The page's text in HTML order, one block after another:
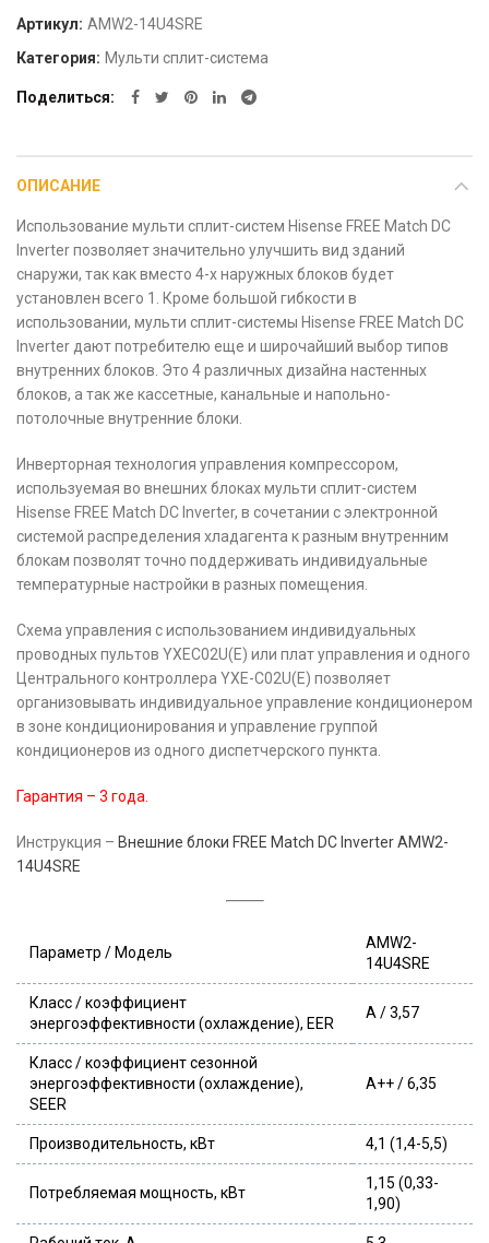
Артикул: AMW2-14U4SRE
Категория: Мульти сплит-система
Поделиться
ОПИСАНИЕ
Использование мульти сплит-систем Hisense FREE Match DC
Inverter позволяет значительно улучшить вид зданий
снаружи, так как вместо 4-х наружных блоков будет
установлен всего 1. Кроме большой гибкости в
использовании, мульти сплит-системы Hisense FREE Match DC
Inverter дают потребителю еще и широчайший выбор типов
внутренних блоков. Это 4 различных дизайна настенных
блоков, а так же кассетные, канальные и напольно-
потолочные внутренние блоки.
Инверторная технология управления компрессором,
используемая во внешних блоках мульти сплит-систем
Hisense FREE Match DC Inverter, в сочетании с электронной
системой распределения хладагента к разным внутренним
блокам позволят точно поддерживать индивидуальные
температурные настройки в разных помещения.
Схема управления с использованием индивидуальных
проводных пультов YXEC02U(E) или плат управления и одного
Центрального контроллера YXE-C02U(E) позволяет
организовывать индивидуальное управление кондиционером
в зоне кондиционирования и управление группой
кондиционеров из одного диспетчерcкого пункта.
Гарантия – 3 года.
Инструкция – Внешние блоки FREE Match DC Inverter AMW2-
14U4SRE
Параметр / Модель
AMW2-
14U4SRE
Класс / коэффициент
энергоэффективности (охлаждение), EER
А / 3,57
Класс / коэффициент сезонной
энергоэффективности (охлаждение),
SEER
A++ / 6,35
Производительность, кВт 4,1 (1,4-5,5)
Потребляемая мощность, кВт
1,15 (0,33-
1,90)